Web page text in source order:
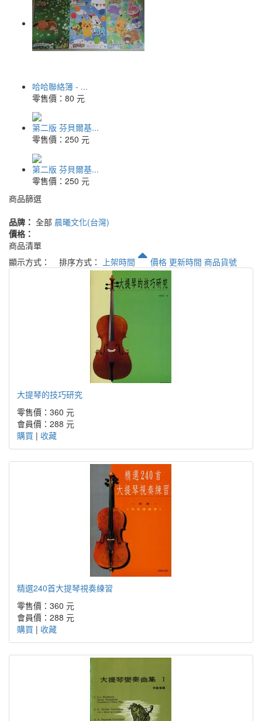
哈哈聯絡簿 - ...
零售價： 80 元
第二版 芬貝爾基...
零售價： 250 元
第二版 芬貝爾基...
零售價： 250 元
商品篩選
品牌： 全部 晨曦文化(台灣)
價格：
商品清單
顯示方式：
排序方式： 上架時間 價格 更新時間 商品貨號
大提琴的技巧研究
零售價：360 元
會員價：288 元
購買 | 收藏
精選240首大提琴視奏練習
零售價：360 元
會員價：288 元
購買 | 收藏